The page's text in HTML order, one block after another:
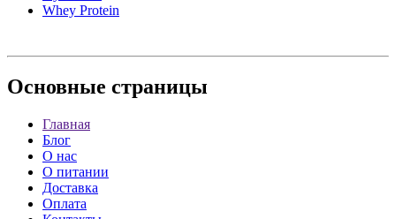
Whey Protein
Основные страницы
Главная
Блог
О нас
О питании
Доставка
Оплата